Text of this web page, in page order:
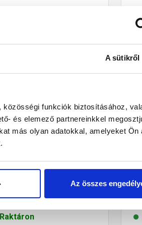
A sütikről
funkciók biztosításához,
és elemező partnereinkkel
más olyan adatokkal, amelyeket Ön
Az összes
Peacock rattan
56,5x61,5x77
párnával, szürke
Raktáron